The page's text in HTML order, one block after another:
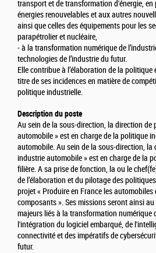
transport et de transformation d'énergie, en
énergies renouvelables et aux autres
ainsi que celles des équipements pour les
parapétrolier et nucléaire,
- à la transformation numérique de
technologies de l’industrie du futur.
Elle contribue à l’élaboration de la politique
titre de ses incidences en matière de
politique industrielle.
Description du poste
Au sein de la sous-direction, la direction de
automobile » est en charge de la politique
automobile. Au sein de la sous-direction, la
industrie automobile » est en charge de la
filière. A sa prise de fonction, la ou le
de l’élaboration et du pilotage des
projet « Produire en France les
composants ». Ses missions seront ainsi
majeurs liés à la transformation numérique
l'intégration du logiciel embarqué, de
connectivité et des impératifs de
futur.